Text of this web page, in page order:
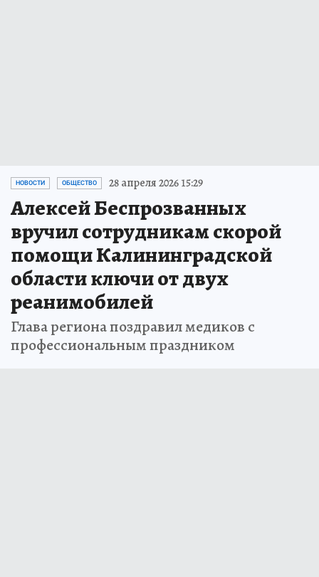
НОВОСТИ ОБЩЕСТВО 28 апреля 2026 15:29
Алексей Беспрозванных
вручил сотрудникам скорой
помощи Калининградской
области ключи от двух
реанимобилей
Глава региона поздравил медиков с
профессиональным праздником